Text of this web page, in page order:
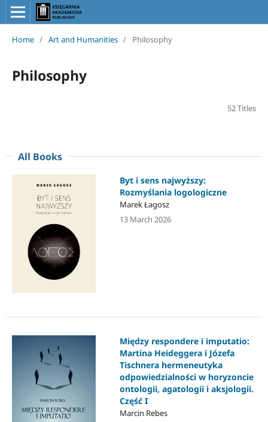
Home / Art and Humanities / Philosophy
Philosophy
52 Titles
All Books
Byt i sens najwyższy:
Rozmyślania logologiczne
Marek Łagosz
13 March 2026
Między respondere i imputatio:
Martina Heideggera i Józefa
Tischnera hermeneutyka
odpowiedzialności w horyzoncie
ontologii, agatologii i aksjologii.
Część I
Marcin Rebes